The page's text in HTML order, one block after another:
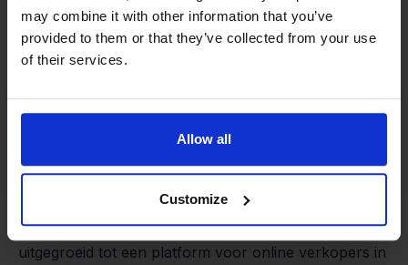
may combine it with other information that you’ve
provided to them or that they’ve collected from your use
of their services.
Allow all
Customize
We groeien gecontroleerd, zonder
investeerders of externe druk.
Van retailer naar
softwarebouwer
Zo is Stockpilot ontstaan. Wat begon als een
oplossing voor ons eigen bedrijf, is inmiddels
uitgegroeid tot een platform voor online verkopers in